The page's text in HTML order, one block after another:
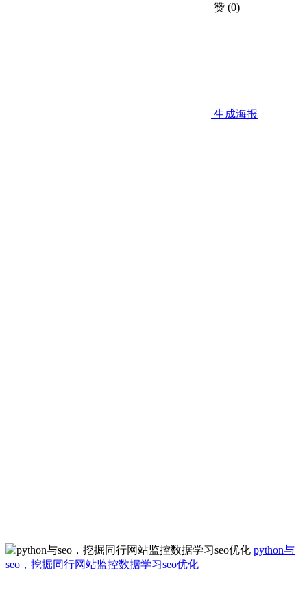
赞 (0)
生成海报
python与
seo，挖掘同行网站监控数据学习seo优化